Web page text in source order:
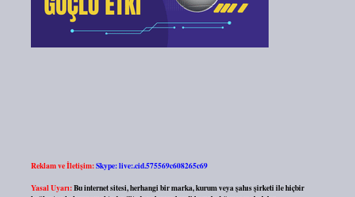
Reklam ve İletişim:Skype: live:.cid.575569c608265c69
Yasal Uyarı:Bu internet sitesi, herhangi bir marka, kurum veya şahıs şirketi ile hiçbir